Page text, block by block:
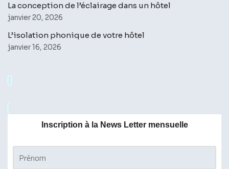
La conception de l’éclairage dans un hôtel
janvier 20, 2026
L’isolation phonique de votre hôtel
janvier 16, 2026
Inscription à la News Letter mensuelle